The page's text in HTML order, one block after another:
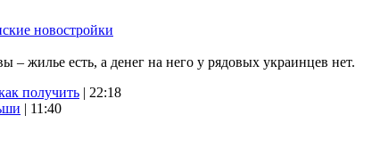
новостройки
жилье есть, а денег на него у рядовых украинцев нет.
получить | 22:18
| 11:40